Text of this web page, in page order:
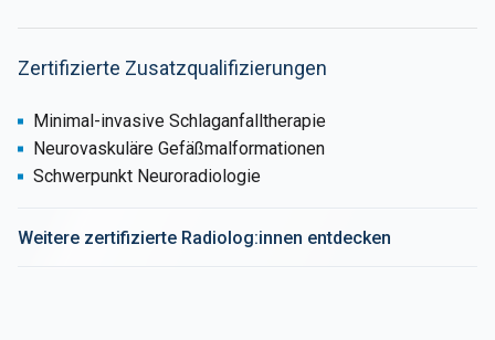
Zertifizierte Zusatzqualifizierungen
Minimal-invasive Schlaganfalltherapie
Neurovaskuläre Gefäßmalformationen
Schwerpunkt Neuroradiologie
Weitere zertifizierte Radiolog:innen entdecken